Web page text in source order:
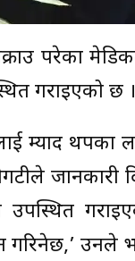
परेका
गराइएको छ ।
म्याद थपका
जानकारी
गरिनेछ,’ उनले